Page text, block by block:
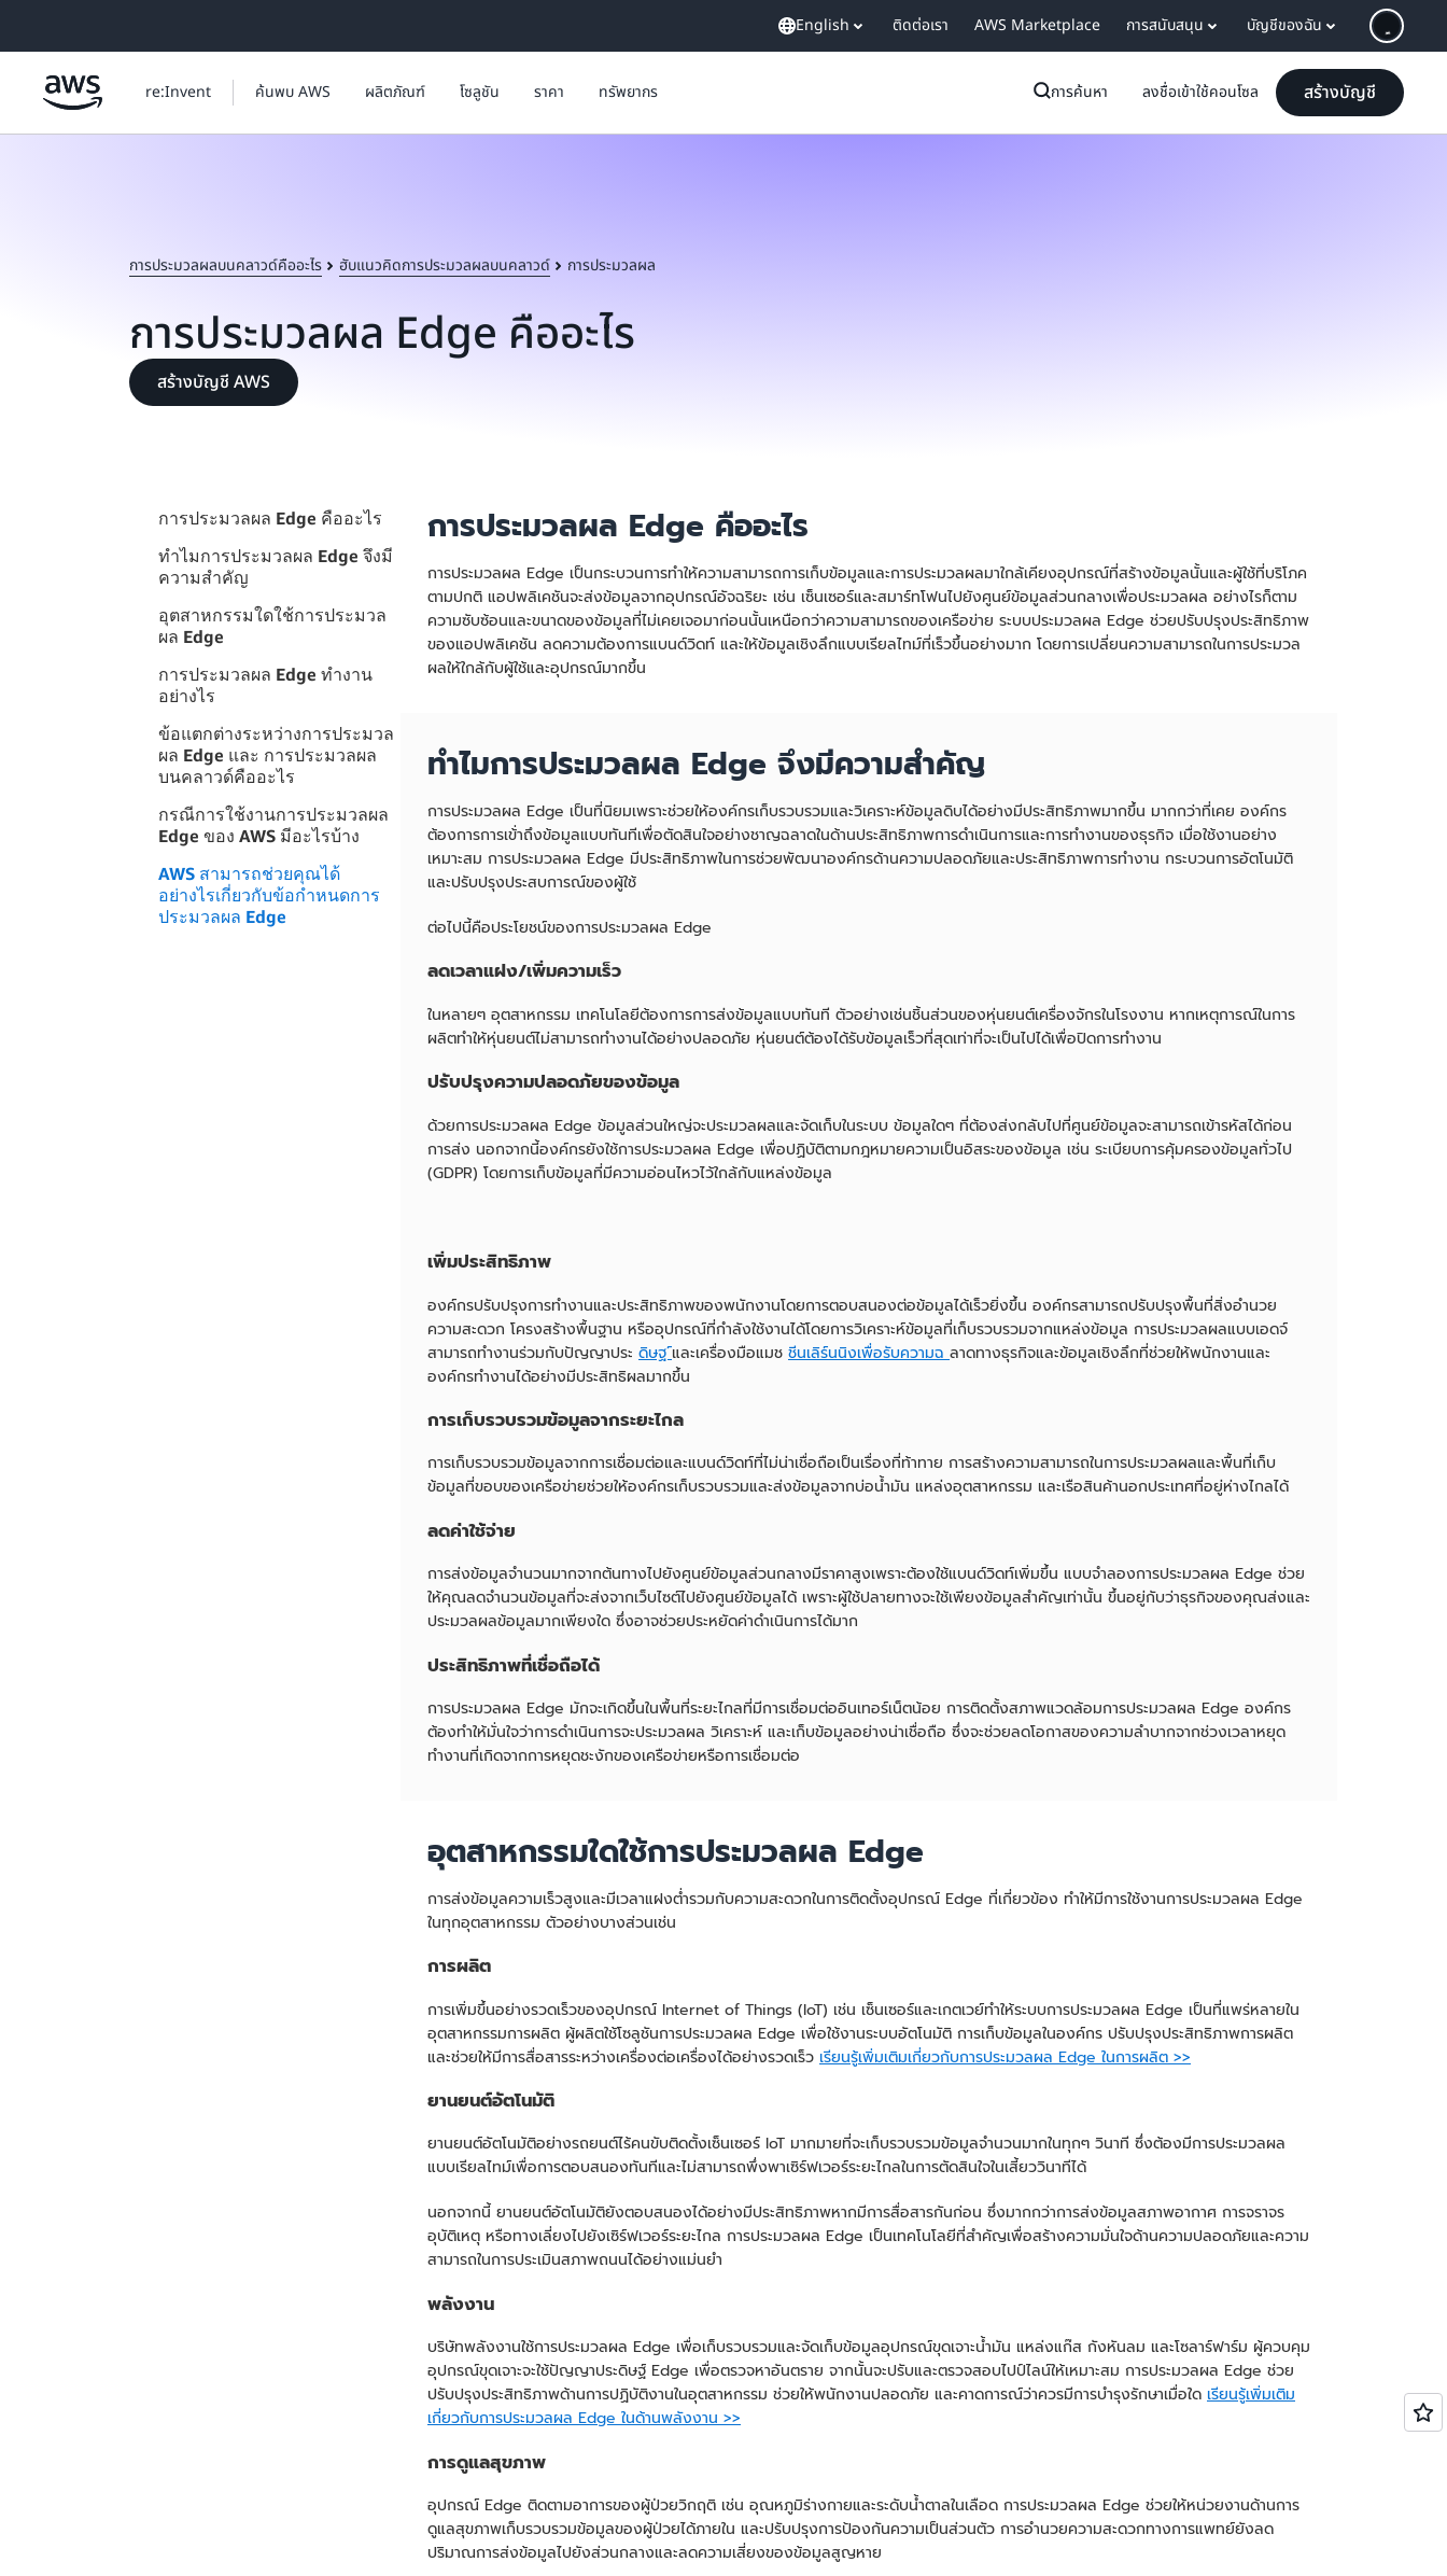
English ติดต่อเรา AWS Marketplace การสนับสนุน บัญชีของฉัน
re:Invent ค้นพบ AWS ผลิตภัณฑ์ โซลูชัน ราคา ทรัพยากร การค้นหา ลงชื่อเข้าใช้คอนโซล สร้างบัญชี
การประมวลผลบนคลาวด์คืออะไร ฮับแนวคิดการประมวลผลบนคลาวด์ การประมวลผล
การประมวลผล Edge คืออะไร
สร้างบัญชี AWS
การประมวลผล Edge คืออะไร
ทำไมการประมวลผล Edge จึงมี
ความสำคัญ
อุตสาหกรรมใดใช้การประมวล
ผล Edge
การประมวลผล Edge ทำงาน
อย่างไร
ข้อแตกต่างระหว่างการประมวล
ผล Edge และ การประมวลผล
บนคลาวด์คืออะไร
กรณีการใช้งานการประมวลผล
Edge ของ AWS มีอะไรบ้าง
AWS สามารถช่วยคุณได้
อย่างไรเกี่ยวกับข้อกำหนดการ
ประมวลผล Edge
การประมวลผล Edge คืออะไร
การประมวลผล Edge เป็นกระบวนการทำให้ความสามารถการเก็บข้อมูลและการประมวลผลมาใกล้เคียงอุปกรณ์ที่สร้างข้อมูลนั้นและผู้ใช้ที่บริโภค
ตามปกติ แอปพลิเคชันจะส่งข้อมูลจากอุปกรณ์อัจฉริยะ เช่น เซ็นเซอร์และสมาร์ทโฟนไปยังศูนย์ข้อมูลส่วนกลางเพื่อประมวลผล อย่างไรก็ตาม
ความซับซ้อนและขนาดของข้อมูลที่ไม่เคยเจอมาก่อนนั้นเหนือกว่าความสามารถของเครือข่าย ระบบประมวลผล Edge ช่วยปรับปรุงประสิทธิภาพ
ของแอปพลิเคชัน ลดความต้องการแบนด์วิดท์ และให้ข้อมูลเชิงลึกแบบเรียลไทม์ที่เร็วขึ้นอย่างมาก โดยการเปลี่ยนความสามารถในการประมวล
ผลให้ใกล้กับผู้ใช้และอุปกรณ์มากขึ้น
ทำไมการประมวลผล Edge จึงมีความสำคัญ
การประมวลผล Edge เป็นที่นิยมเพราะช่วยให้องค์กรเก็บรวบรวมและวิเคราะห์ข้อมูลดิบได้อย่างมีประสิทธิภาพมากขึ้น มากกว่าที่เคย องค์กร
ต้องการการเข้่าถึงข้อมูลแบบทันทีเพื่อตัดสินใจอย่างชาญฉลาดในด้านประสิทธิภาพการดำเนินการและการทำงานของธุรกิจ เมื่อใช้งานอย่าง
เหมาะสม การประมวลผล Edge มีประสิทธิภาพในการช่วยพัฒนาองค์กรด้านความปลอดภัยและประสิทธิภาพการทำงาน กระบวนการอัตโนมัติ
และปรับปรุงประสบการณ์ของผู้ใช้
ต่อไปนี้คือประโยชน์ของการประมวลผล Edge
ลดเวลาแฝง/เพิ่มความเร็ว
ในหลายๆ อุตสาหกรรม เทคโนโลยีต้องการการส่งข้อมูลแบบทันที ตัวอย่างเช่นชิ้นส่วนของหุ่นยนต์เครื่องจักรในโรงงาน หากเหตุการณ์ในการ
ผลิตทำให้หุ่นยนต์ไม่สามารถทำงานได้อย่างปลอดภัย หุ่นยนต์ต้องได้รับข้อมูลเร็วที่สุดเท่าที่จะเป็นไปได้เพื่อปิดการทำงาน
ปรับปรุงความปลอดภัยของข้อมูล
ด้วยการประมวลผล Edge ข้อมูลส่วนใหญ่จะประมวลผลและจัดเก็บในระบบ ข้อมูลใดๆ ที่ต้องส่งกลับไปที่ศูนย์ข้อมูลจะสามารถเข้ารหัสได้ก่อน
การส่ง นอกจากนี้องค์กรยังใช้การประมวลผล Edge เพื่อปฏิบัติตามกฎหมายความเป็นอิสระของข้อมูล เช่น ระเบียบการคุ้มครองข้อมูลทั่วไป
(GDPR) โดยการเก็บข้อมูลที่มีความอ่อนไหวไว้ใกล้กับแหล่งข้อมูล
เพิ่มประสิทธิภาพ
องค์กรปรับปรุงการทำงานและประสิทธิภาพของพนักงานโดยการตอบสนองต่อข้อมูลได้เร็วยิ่งขึ้น องค์กรสามารถปรับปรุงพื้นที่สิ่งอำนวย
ความสะดวก โครงสร้างพื้นฐาน หรืออุปกรณ์ที่กำลังใช้งานได้โดยการวิเคราะห์ข้อมูลที่เก็บรวบรวมจากแหล่งข้อมูล การประมวลผลแบบเอดจ์
สามารถทำงานร่วมกับปัญญาประ ดิษฐ์และเครื่องมือแมช ชีนเลิร์นนิงเพื่อรับความฉ ลาดทางธุรกิจและข้อมูลเชิงลึกที่ช่วยให้พนักงานและ
องค์กรทำงานได้อย่างมีประสิทธิผลมากขึ้น
การเก็บรวบรวมข้อมูลจากระยะไกล
การเก็บรวบรวมข้อมูลจากการเชื่อมต่อและแบนด์วิดท์ที่ไม่น่าเชื่อถือเป็นเรื่องที่ท้าทาย การสร้างความสามารถในการประมวลผลและพื้นที่เก็บ
ข้อมูลที่ขอบของเครือข่ายช่วยให้องค์กรเก็บรวบรวมและส่งข้อมูลจากบ่อน้ำมัน แหล่งอุตสาหกรรม และเรือสินค้านอกประเทศที่อยู่ห่างไกลได้
ลดค่าใช้จ่าย
การส่งข้อมูลจำนวนมากจากต้นทางไปยังศูนย์ข้อมูลส่วนกลางมีราคาสูงเพราะต้องใช้แบนด์วิดท์เพิ่มขึ้น แบบจำลองการประมวลผล Edge ช่วย
ให้คุณลดจำนวนข้อมูลที่จะส่งจากเว็บไซต์ไปยังศูนย์ข้อมูลได้ เพราะผู้ใช้ปลายทางจะใช้เพียงข้อมูลสำคัญเท่านั้น ขึ้นอยู่กับว่าธุรกิจของคุณส่งและ
ประมวลผลข้อมูลมากเพียงใด ซึ่งอาจช่วยประหยัดค่าดำเนินการได้มาก
ประสิทธิภาพที่เชื่อถือได้
การประมวลผล Edge มักจะเกิดขึ้นในพื้นที่ระยะไกลที่มีการเชื่อมต่ออินเทอร์เน็ตน้อย การติดตั้งสภาพแวดล้อมการประมวลผล Edge องค์กร
ต้องทำให้มั่นใจว่าการดำเนินการจะประมวลผล วิเคราะห์ และเก็บข้อมูลอย่างน่าเชื่อถือ ซึ่งจะช่วยลดโอกาสของความลำบากจากช่วงเวลาหยุด
ทำงานที่เกิดจากการหยุดชะงักของเครือข่ายหรือการเชื่อมต่อ
อุตสาหกรรมใดใช้การประมวลผล Edge
การส่งข้อมูลความเร็วสูงและมีเวลาแฝงต่ำรวมกับความสะดวกในการติดตั้งอุปกรณ์ Edge ที่เกี่ยวข้อง ทำให้มีการใช้งานการประมวลผล Edge
ในทุกอุตสาหกรรม ตัวอย่างบางส่วนเช่น
การผลิต
การเพิ่มขึ้นอย่างรวดเร็วของอุปกรณ์ Internet of Things (IoT) เช่น เซ็นเซอร์และเกตเวย์ทำให้ระบบการประมวลผล Edge เป็นที่แพร่หลายใน
อุตสาหกรรมการผลิต ผู้ผลิตใช้โซลูชันการประมวลผล Edge เพื่อใช้งานระบบอัตโนมัติ การเก็บข้อมูลในองค์กร ปรับปรุงประสิทธิภาพการผลิต
และช่วยให้มีการสื่อสารระหว่างเครื่องต่อเครื่องได้อย่างรวดเร็ว เรียนรู้เพิ่มเติมเกี่ยวกับการประมวลผล Edge ในการผลิต >>
ยานยนต์อัตโนมัติ
ยานยนต์อัตโนมัติอย่างรถยนต์ไร้คนขับติดตั้งเซ็นเซอร์ IoT มากมายที่จะเก็บรวบรวมข้อมูลจำนวนมากในทุกๆ วินาที ซึ่งต้องมีการประมวลผล
แบบเรียลไทม์เพื่อการตอบสนองทันทีและไม่สามารถพึ่งพาเซิร์ฟเวอร์ระยะไกลในการตัดสินใจในเสี้ยววินาทีได้
นอกจากนี้ ยานยนต์อัตโนมัติยังตอบสนองได้อย่างมีประสิทธิภาพหากมีการสื่อสารกันก่อน ซึ่งมากกว่าการส่งข้อมูลสภาพอากาศ การจราจร
อุบัติเหตุ หรือทางเลี่ยงไปยังเซิร์ฟเวอร์ระยะไกล การประมวลผล Edge เป็นเทคโนโลยีที่สำคัญเพื่อสร้างความมั่นใจด้านความปลอดภัยและความ
สามารถในการประเมินสภาพถนนได้อย่างแม่นยำ
พลังงาน
บริษัทพลังงานใช้การประมวลผล Edge เพื่อเก็บรวบรวมและจัดเก็บข้อมูลอุปกรณ์ขุดเจาะน้ำมัน แหล่งแก๊ส กังหันลม และโซลาร์ฟาร์ม ผู้ควบคุม
อุปกรณ์ขุดเจาะจะใช้ปัญญาประดิษฐ์ Edge เพื่อตรวจหาอันตราย จากนั้นจะปรับและตรวจสอบไปป์ไลน์ให้เหมาะสม การประมวลผล Edge ช่วย
ปรับปรุงประสิทธิภาพด้านการปฏิบัติงานในอุตสาหกรรม ช่วยให้พนักงานปลอดภัย และคาดการณ์ว่าควรมีการบำรุงรักษาเมื่อใด เรียนรู้เพิ่มเติม
เกี่ยวกับการประมวลผล Edge ในด้านพลังงาน >>
การดูแลสุขภาพ
อุปกรณ์ Edge ติดตามอาการของผู้ป่วยวิกฤติ เช่น อุณหภูมิร่างกายและระดับน้ำตาลในเลือด การประมวลผล Edge ช่วยให้หน่วยงานด้านการ
ดูแลสุขภาพเก็บรวบรวมข้อมูลของผู้ป่วยได้ภายใน และปรับปรุงการป้องกันความเป็นส่วนตัว การอำนวยความสะดวกทางการแพทย์ยังลด
ปริมาณการส่งข้อมูลไปยังส่วนกลางและลดความเสี่ยงของข้อมูลสูญหาย